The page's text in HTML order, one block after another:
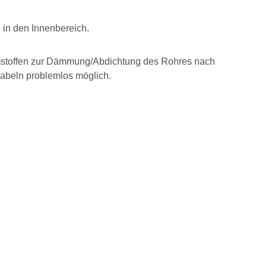
den Innenbereich.
zur Dämmung/Abdichtung des Rohres nach
problemlos möglich.